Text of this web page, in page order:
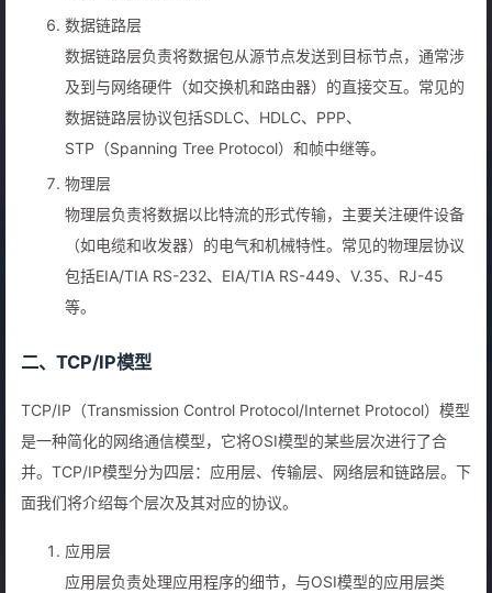
数据链路层
数据链路层负责将数据包从源节点发送到目标节点，通常涉
及到与网络硬件（如交换机和路由器）的直接交互。常见的
数据链路层协议包括SDLC、HDLC、PPP、
STP（Spanning Tree Protocol）和帧中继等。
物理层
物理层负责将数据以比特流的形式传输，主要关注硬件设备
（如电缆和收发器）的电气和机械特性。常见的物理层协议
包括EIA/TIA RS-232、EIA/TIA RS-449、V.35、RJ-45
等。
二、TCP/IP模型
TCP/IP（Transmission Control Protocol/Internet Protocol）模型
是一种简化的网络通信模型，它将OSI模型的某些层次进行了合
并。TCP/IP模型分为四层：应用层、传输层、网络层和链路层。下
面我们将介绍每个层次及其对应的协议。
应用层
应用层负责处理应用程序的细节，与OSI模型的应用层类